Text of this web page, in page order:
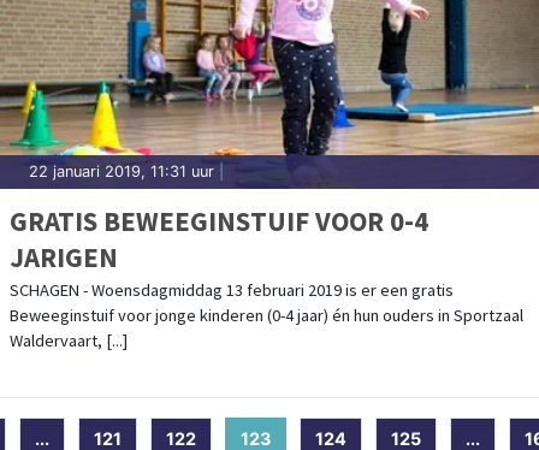
22 januari 2019, 11:31 uur
GRATIS BEWEEGINSTUIF VOOR 0-4
JARIGEN
SCHAGEN - Woensdagmiddag 13 februari 2019 is er een gratis
Beweeginstuif voor jonge kinderen (0-4 jaar) én hun ouders in Sportzaal
Waldervaart, [...]
... 121 122 123 (current)
124 125 ...